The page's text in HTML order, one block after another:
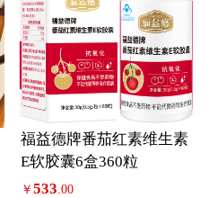
福益德牌番茄红素维生素
E软胶囊6盒360粒
￥533 .00